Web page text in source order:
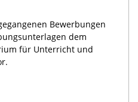
Bewerbungen
dem
für Unterricht und